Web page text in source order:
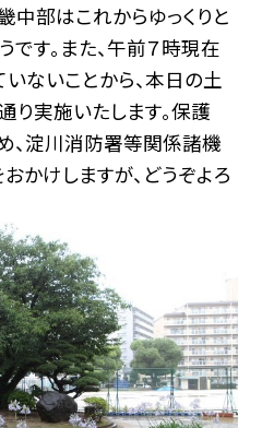
中部はこれからゆっくりと
す。また、午前７時現在
ないことから、本日の土
実施いたします。保護
、淀川消防署等関係諸機
かけしますが、どうぞよろ